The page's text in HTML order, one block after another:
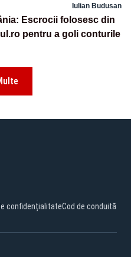
Iulian Budusan
Escrocii folosesc din
pentru a goli conturile
confidențialitateCod de conduită